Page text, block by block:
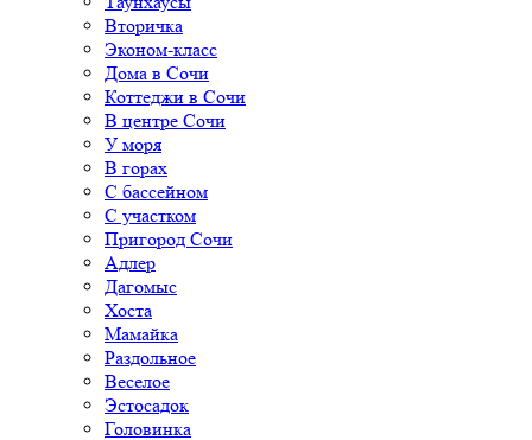
Вторичка
Эконом-класс
Дома в Сочи
Коттеджи в Сочи
В центре Сочи
У моря
В горах
С бассейном
С участком
Пригород Сочи
Адлер
Дагомыс
Хоста
Мамайка
Раздольное
Веселое
Эстосадок
Головинка